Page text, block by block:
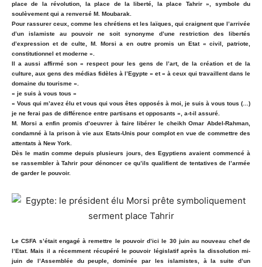
place de la révolution, la place de la liberté, la place Tahrir », symbole du
soulèvement qui a renversé M. Moubarak.
Pour rassurer ceux, comme les chrétiens et les laïques, qui craignent que l’arrivée
d’un islamiste au pouvoir ne soit synonyme d’une restriction des libertés
d’expression et de culte, M. Morsi a en outre promis un Etat « civil, patriote,
constitutionnel et moderne ».
Il a aussi affirmé son « respect pour les gens de l’art, de la création et de la
culture, aux gens des médias fidèles à l’Egypte » et « à ceux qui travaillent dans le
domaine du tourisme ».
« je suis à vous tous »
« Vous qui m’avez élu et vous qui vous êtes opposés à moi, je suis à vous tous (…)
je ne ferai pas de différence entre partisans et opposants », a-t-il assuré.
M. Morsi a enfin promis d’oeuvrer à faire libérer le cheikh Omar Abdel-Rahman,
condamné à la prison à vie aux Etats-Unis pour complot en vue de commettre des
attentats à New York.
Dès le matin comme depuis plusieurs jours, des Egyptiens avaient commencé à
se rassembler à Tahrir pour dénoncer ce qu’ils qualifient de tentatives de l’armée
de garder le pouvoir.
Le CSFA s’était engagé à remettre le pouvoir d’ici le 30 juin au nouveau chef de
l’Etat. Mais il a récemment récupéré le pouvoir législatif après la dissolution mi-
juin de l’Assemblée du peuple, dominée par les islamistes, à la suite d’un